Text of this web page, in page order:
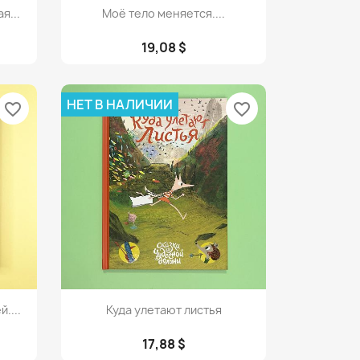
Просмотр
Моё тело меняется....
19,08 $
favorite_border
Просмотр
Куда улетают листья
17,88 $
НЕТ В НАЛИЧИИ favorite_border